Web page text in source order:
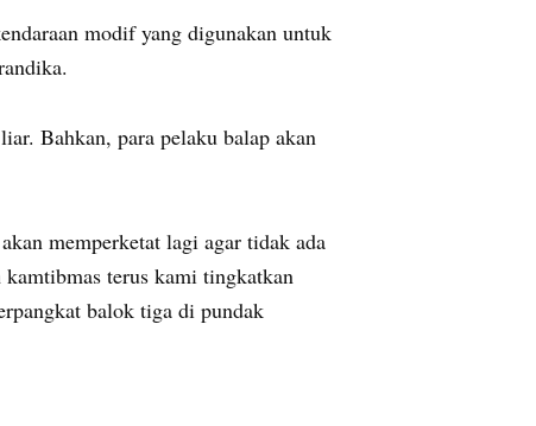
modif yang digunakan untuk
Bahkan, para pelaku balap akan
memperketat lagi agar tidak ada
terus kami tingkatkan
balok tiga di pundak